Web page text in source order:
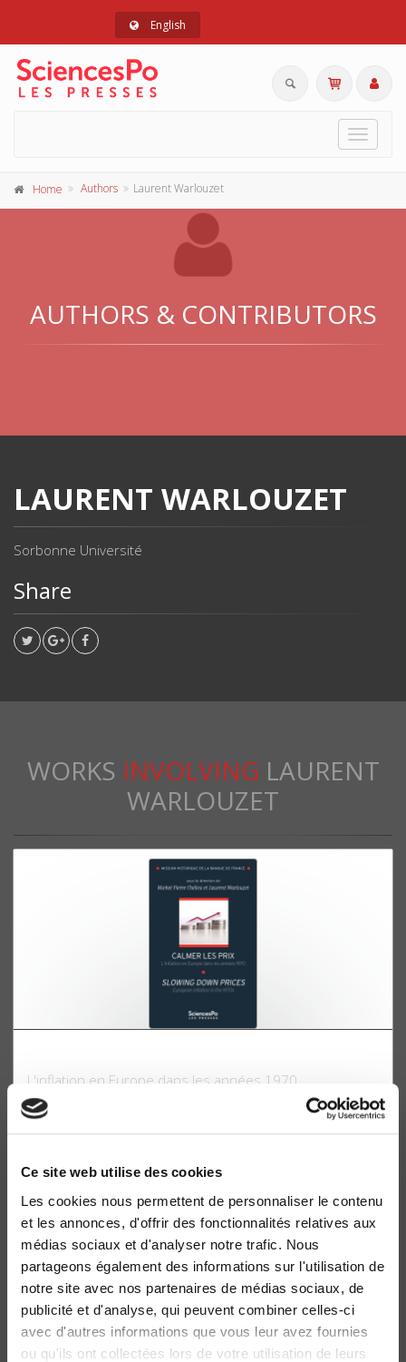
Ce site web utilise des cookies
Les cookies nous permettent de personnaliser le contenu
et les annonces, d'offrir des fonctionnalités relatives aux
médias sociaux et d'analyser notre trafic. Nous
partageons également des informations sur l'utilisation de
notre site avec nos partenaires de médias sociaux, de
publicité et d'analyse, qui peuvent combiner celles-ci
avec d'autres informations que vous leur avez fournies
ou qu'ils ont collectées lors de votre utilisation de leurs
English
Toggle
Home Authors Laurent Warlouzet
AUTHORS & CONTRIBUTORS
LAURENT WARLOUZET
Sorbonne Université
Share
WORKS INVOLVING LAURENT
WARLOUZET
L'inflation en Europe dans les années 1970
Michel-Pierre Chélini, Laurent Warlouzet